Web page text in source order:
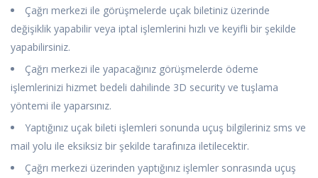
Çağrı merkezi ile görüşmelerde uçak biletiniz üzerinde
değişiklik yapabilir veya iptal işlemlerini hızlı ve keyifli bir şekilde
yapabilirsiniz.
Çağrı merkezi ile yapacağınız görüşmelerde ödeme
işlemlerinizi hizmet bedeli dahilinde 3D security ve tuşlama
yöntemi ile yaparsınız.
Yaptığınız uçak bileti işlemleri sonunda uçuş bilgileriniz sms ve
mail yolu ile eksiksiz bir şekilde tarafınıza iletilecektir.
Çağrı merkezi üzerinden yaptığınız işlemler sonrasında uçuş